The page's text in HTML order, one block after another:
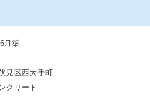
月築
見区西大手町
クリート